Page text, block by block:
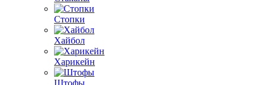
Стопки
Хайбол
Харикейн
Штофы